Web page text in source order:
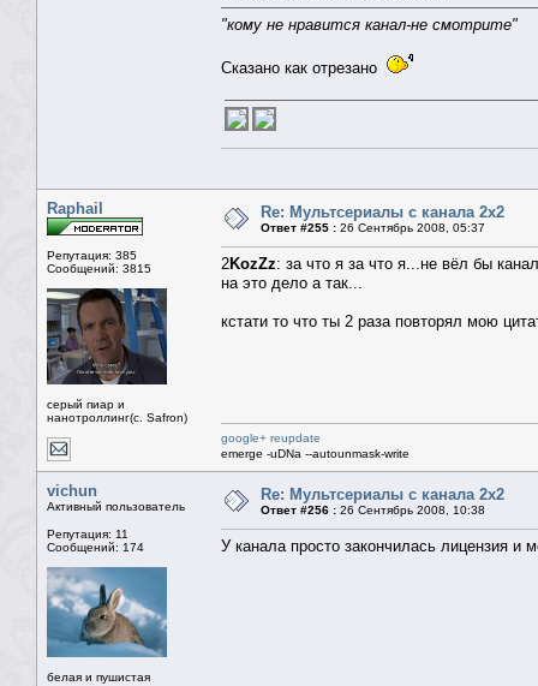
"кому не нравится канал-не смотрите"
Сказано как отрезано
Raphail
Репутация: 385
Сообщений: 3815
серый пиар и
нанотроллинг(с. Safron)
Re: Мультсериалы с канала 2х2
Ответ #255 : 26 Сентябрь 2008, 05:37
2KozZz: за что я за что я...не вёл бы
на это дело а так...
кстати то что ты 2 раза повторял мою
google+ reupdate
emerge -uDNa --autounmask-write
vichun
Активный пользователь
Репутация: 11
Сообщений: 174
белая и пушистая
Re: Мультсериалы с канала 2х2
Ответ #256 : 26 Сентябрь 2008, 10:38
У канала просто закончилась лицензия и